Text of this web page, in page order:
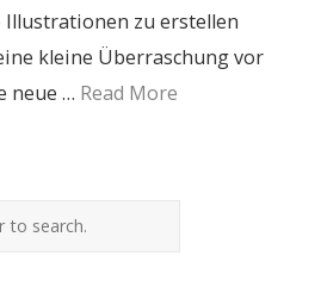
Illustrationen zu erstellen
kleine Überraschung vor
neue … Read More